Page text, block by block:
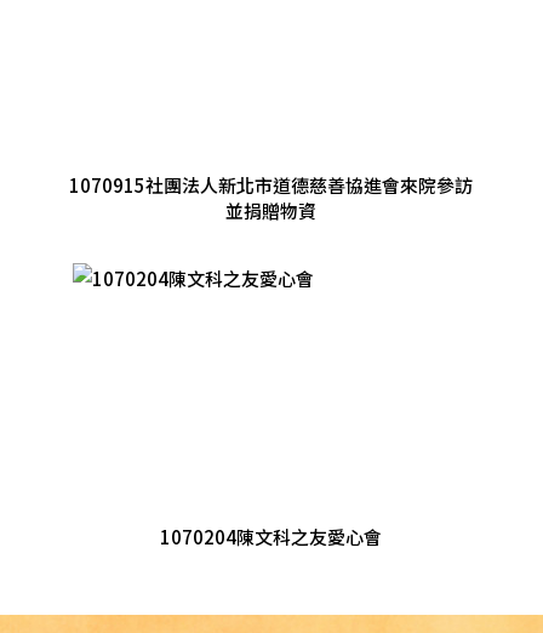
1070915社團法人新北市道德慈善協進會來院參訪
並捐贈物資
1070204陳文科之友愛心會